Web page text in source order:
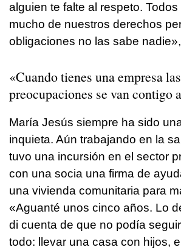
alguien te falte al respeto.
mucho de nuestros derechos
obligaciones no las sabe
«Cuando tienes una empresa las
preocupaciones se van contigo
María Jesús siempre ha sido
inquieta. Aún trabajando en la
tuvo una incursión en el sector
con una socia una firma de
una vivienda comunitaria para
«Aguanté unos cinco años. Lo
di cuenta de que no podía
todo: llevar una casa con hijos,